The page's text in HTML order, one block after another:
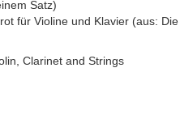
Satz)
für Violine und Klavier (aus:
Clarinet and Strings